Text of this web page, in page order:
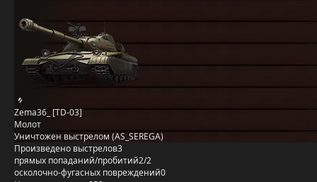
Zema36_ [TD-03]
Молот
Уничтожен выстрелом (AS_SEREGA)
Произведено выстрелов3
прямых попаданий/пробитий2/2
осколочно-фугасных повреждений0